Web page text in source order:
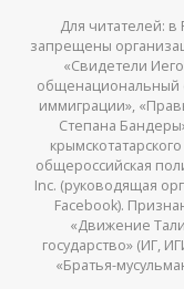
Для читателей:
запрещены
«Свидетели
общенациональный
иммиграции»,
Степана
общероссийская
Inc. (руководящая
Facebook).
«Движение
государство» (ИГ,
«Братья-